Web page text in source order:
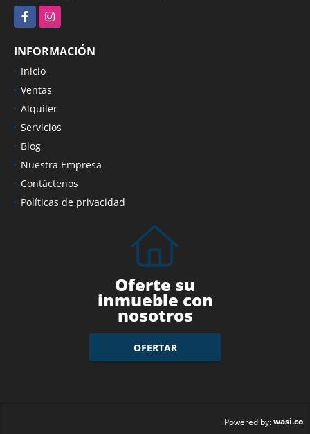
FacebookInstagram
INFORMACIÓN
Inicio
Ventas
Alquiler
Servicios
Blog
Nuestra Empresa
Contáctenos
Políticas de privacidad
Oferte su
inmueble con
nosotros
OFERTAR
Powered by:wasi.co